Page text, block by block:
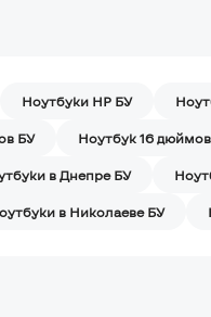
Ноутбуки HP БУ
БУ Ноутбук 16
в Днепре БУ
в Николаеве БУ